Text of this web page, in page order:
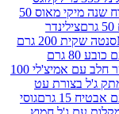
גונץ שוקולד לוח שנה מיקי מאוס 50
סנטה שקית 200 גרם
עם כובע 80 גרם
ריטר חלב עם אמיצ'לי 100
עט
גוסי